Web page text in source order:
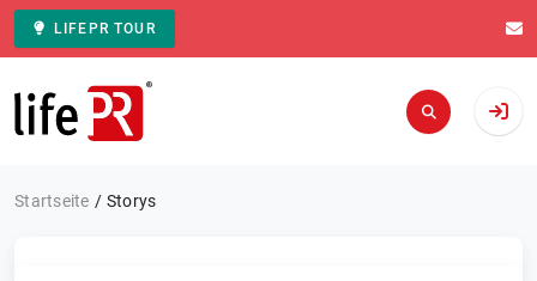
LIFEPR TOUR
Zur Startseite
Startseite Storys